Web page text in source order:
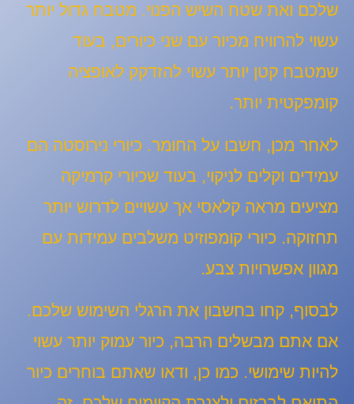
שלכם ואת שטח השיש הפנוי. מטבח גדול יותר
עשוי להרוויח מכיור עם שני כיורים, בעוד
שמטבח קטן יותר עשוי להזדקק לאופציה
קומפקטית יותר.
לאחר מכן, חשבו על החומר. כיורי נירוסטה הם
עמידים וקלים לניקוי, בעוד שכיורי קרמיקה
מציעים מראה קלאסי אך עשויים לדרוש יותר
תחזוקה. כיורי קומפוזיט משלבים עמידות עם
מגוון אפשרויות צבע.
לבסוף, קחו בחשבון את הרגלי השימוש שלכם.
אם אתם מבשלים הרבה, כיור עמוק יותר עשוי
להיות שימושי. כמו כן, ודאו שאתם בוחרים כיור